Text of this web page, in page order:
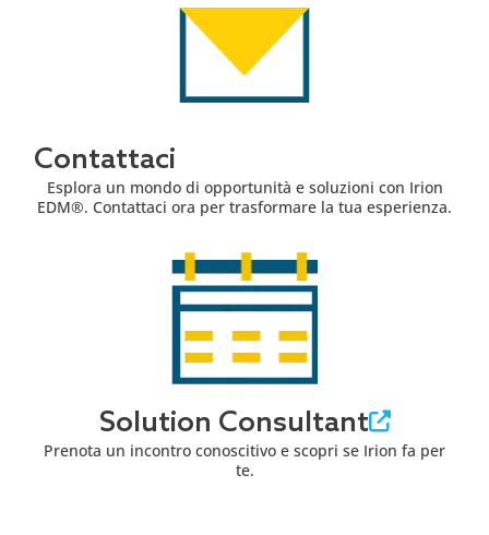
Contattaci
Esplora un mondo di opportunità e soluzioni con Irion
EDM®. Contattaci ora per trasformare la tua esperienza.
Solution Consultant
Prenota un incontro conoscitivo e scopri se Irion fa per
te.